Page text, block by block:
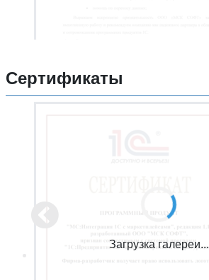
Сертификаты
Загрузка галереи...